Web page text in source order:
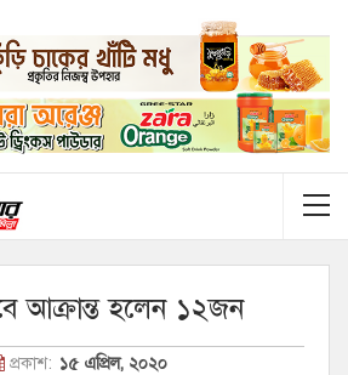
আক্রান্ত হলেন ১২জন
প্রকাশ: ১৫ এপ্রিল, ২০২০